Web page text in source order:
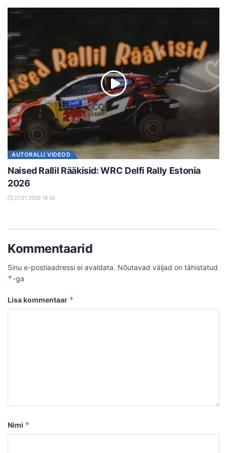
AUTORALLI VIDEOD
Naised Rallil Rääkisid: WRC Delfi Rally Estonia
2026
27.07.2026 18:35
Kommentaarid
Sinu e-postiaadressi ei avaldata. Nõutavad väljad on tähistatud
*-ga
Lisa kommentaar *
Nimi *